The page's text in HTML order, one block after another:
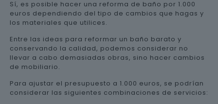
Sí, es posible hacer una reforma de baño por 1.000
euros dependiendo del tipo de cambios que hagas y
los materiales que utilices.
Entre las ideas para reformar un baño barato y
conservando la calidad, podemos considerar no
llevar a cabo demasiadas obras, sino hacer cambios
de mobiliario.
Para ajustar el presupuesto a 1.000 euros, se podrían
considerar las siguientes combinaciones de servicios: